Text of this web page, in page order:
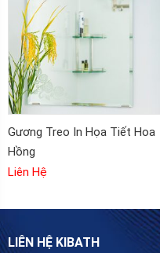
Gương Treo In Họa Tiết Hoa
Hồng
Liên Hệ
LIÊN HỆ KIBATH